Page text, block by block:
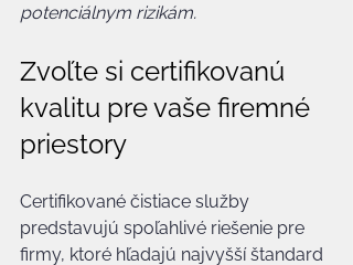
potenciálnym rizikám.
Zvoľte si certifikovanú
kvalitu pre vaše firemné
priestory
Certifikované čistiace služby
predstavujú spoľahlivé riešenie pre
firmy, ktoré hľadajú najvyšší štandard